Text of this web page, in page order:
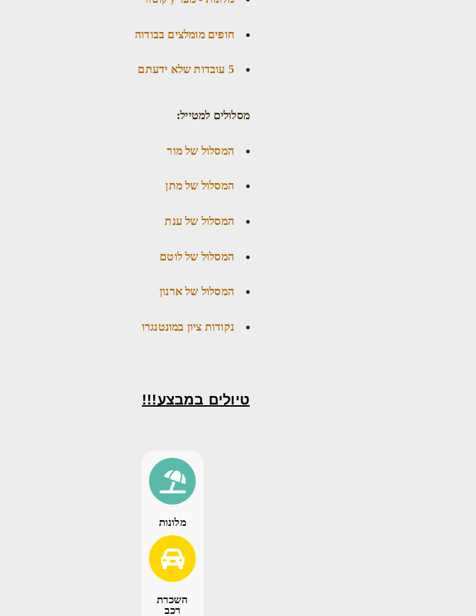
חופים מומלצים בבודוה
5 עובדות שלא ידעתם
מסלולים למטייל:
המסלול של מור
המסלול של מתן
המסלול של ענת
המסלול של לוטם
המסלול של ארנון
נקודות ציון במונטנגרו
טיולים במבצע!!!
מלונות
השכרת
רכב